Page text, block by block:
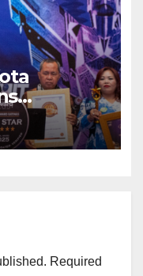
2025 in
Required